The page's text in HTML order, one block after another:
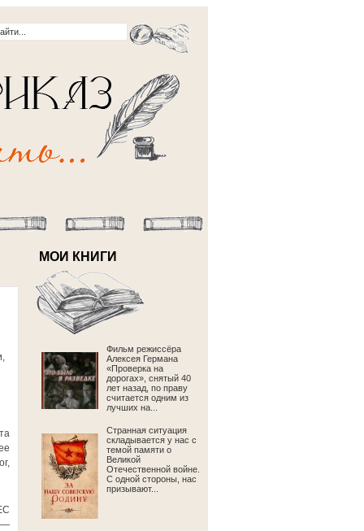
—
МОИ КНИГИ
Фильм режиссёра
Алексея Германа
«Проверка на
дорогах», снятый 40
лет назад, по праву
считается одним из
лучших на...
Странная ситуация
складывается у нас с
темой памяти о
Великой
Отечественной войне.
С одной стороны, нас
призывают...